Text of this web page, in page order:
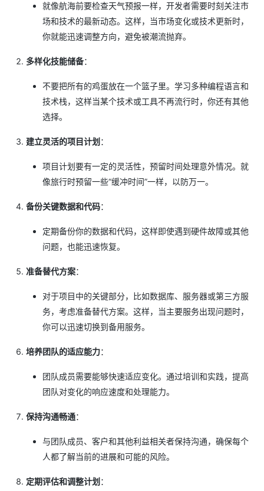
就像航海前要检查天气预报一样，开发者需要时刻关注市
场和技术的最新动态。这样，当市场变化或技术更新时，
你就能迅速调整方向，避免被潮流抛弃。
多样化技能储备：
不要把所有的鸡蛋放在一个篮子里。学习多种编程语言和
技术栈，这样当某个技术或工具不再流行时，你还有其他
选择。
建立灵活的项目计划 ：
项目计划要有一定的灵活性，预留时间处理意外情况。就
像旅行时预留一些“缓冲时间”一样，以防万一。
备份关键数据和代码：
定期备份你的数据和代码，这样即使遇到硬件故障或其他
问题，也能迅速恢复。
准备替代方案：
对于项目中的关键部分，比如数据库、服务器或第三方服
务，考虑准备替代方案。这样，当主要服务出现问题时，
你可以迅速切换到备用服务。
培养团队的适应能力：
团队成员需要能够快速适应变化。通过培训和实践，提高
团队对变化的响应速度和处理能力。
保持沟通畅通：
与团队成员、客户和其他利益相关者保持沟通，确保每个
人都了解当前的进展和可能的风险。
定期评估和调整计划 ：